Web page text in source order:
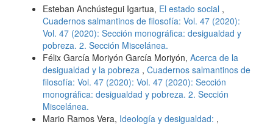
Esteban Anchústegui Igartua, El estado social ,
Cuadernos salmantinos de filosofía: Vol. 47 (2020):
Vol. 47 (2020): Sección monográfica: desigualdad y
pobreza. 2. Sección Miscelánea.
Félix García Moriyón García Moriyón, Acerca de la
desigualdad y la pobreza , Cuadernos salmantinos de
filosofía: Vol. 47 (2020): Vol. 47 (2020): Sección
monográfica: desigualdad y pobreza. 2. Sección
Miscelánea.
Mario Ramos Vera, Ideología y desigualdad: ,